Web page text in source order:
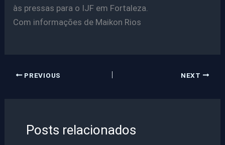
às pressas para o IJF em Fortaleza.
Com informações de Maikon Rios
PREVIOUS NEXT
Posts relacionados